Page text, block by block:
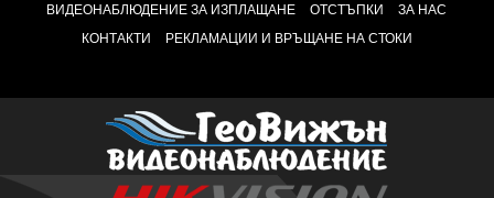
ВИДЕОНАБЛЮДЕНИЕ ЗА ИЗПЛАЩАНЕ
ОТСТЪПКИ
ЗА НАС
КОНТАКТИ
РЕКЛАМАЦИИ И ВРЪЩАНЕ НА СТОКИ